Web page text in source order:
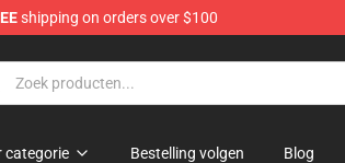
shipping on orders over $100
categorie Bestelling volgen Blog